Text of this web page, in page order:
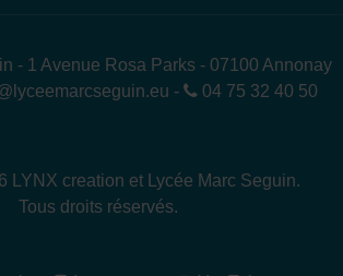
- 1 Avenue Rosa Parks - 07100 Annonay
- 04 75 32 40 50
LYNX creation et Lycée Marc Seguin.
Tous droits réservés.